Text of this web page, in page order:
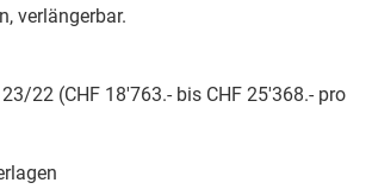
verlängerbar.
22 (CHF 18'763.- bis CHF 25'368.- pro